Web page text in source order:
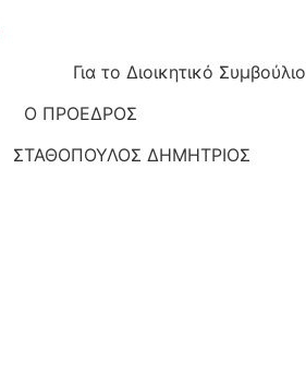
Για το Διοικητικό
Ο ΠΡΟΕΔΡΟΣ Ο
ΣΤΑΘΟΠΟΥΛΟΣ ΔΗΜΗΤΡΙΟΣ